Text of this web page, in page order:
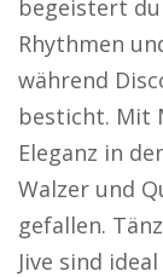
begeistert
Rhythmen
während
besticht. Mit
Eleganz in
Walzer und
gefallen.
Jive sind